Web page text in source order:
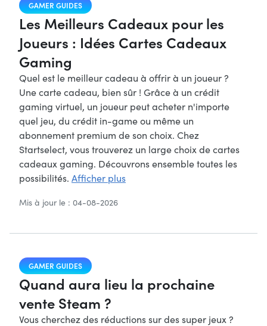
GAMER GUIDES
Les Meilleurs Cadeaux pour les
Joueurs : Idées Cartes Cadeaux
Gaming
Quel est le meilleur cadeau à offrir à un joueur ?
Une carte cadeau, bien sûr ! Grâce à un crédit
gaming virtuel, un joueur peut acheter n'importe
quel jeu, du crédit in-game ou même un
abonnement premium de son choix. Chez
Startselect, vous trouverez un large choix de cartes
cadeaux gaming. Découvrons ensemble toutes les
possibilités. Afficher plus
Mis à jour le : 04-08-2026
GAMER GUIDES
Quand aura lieu la prochaine
vente Steam ?
Vous cherchez des réductions sur des super jeux ?